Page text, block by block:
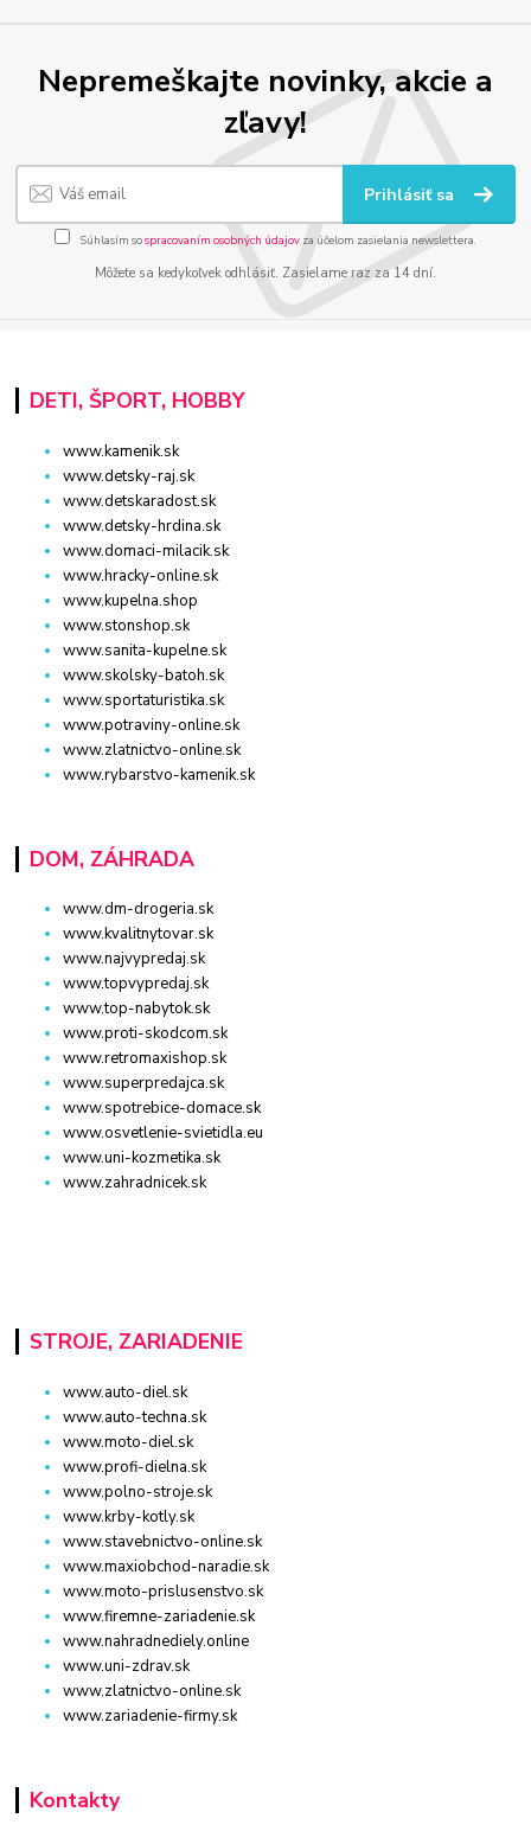
Nepremeškajte novinky, akcie a
zľavy!
Prihlásiť sa
Súhlasím sospracovaním osobných údajov za účelom zasielania newslettera.
Môžete sa kedykoľvek odhlásiť. Zasielame raz za 14 dní.
DETI, ŠPORT, HOBBY
www.kamenik.sk
www.detsky-raj.sk
www.detskaradost.sk
www.detsky-hrdina.sk
www.domaci-milacik.sk
www.hracky-online.sk
www.kupelna.shop
www.stonshop.sk
www.sanita-kupelne.sk
www.skolsky-batoh.sk
www.sportaturistika.sk
www.potraviny-online.sk
www.zlatnictvo-online.sk
www.rybarstvo-kamenik.sk
DOM, ZÁHRADA
www.dm-drogeria.sk
www.kvalitnytovar.sk
www.najvypredaj.sk
www.topvypredaj.sk
www.top-nabytok.sk
www.proti-skodcom.sk
www.retromaxishop.sk
www.superpredajca.sk
www.spotrebice-domace.sk
www.osvetlenie-svietidla.eu
www.uni-kozmetika.sk
www.zahradnicek.sk
STROJE, ZARIADENIE
www.auto-diel.sk
www.auto-techna.sk
www.moto-diel.sk
www.profi-dielna.sk
www.polno-stroje.sk
www.krby-kotly.sk
www.stavebnictvo-online.sk
www.maxiobchod-naradie.sk
www.moto-prislusenstvo.sk
www.firemne-zariadenie.sk
www.nahradnediely.online
www.uni-zdrav.sk
www.zlatnictvo-online.sk
www.zariadenie-firmy.sk
Kontakty